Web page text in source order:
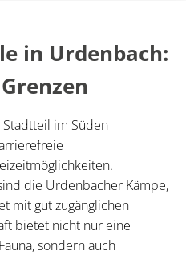
in Urdenbach:
im Süden
die Urdenbacher Kämpe,
mit gut zugänglichen
bietet nicht nur eine
sondern auch